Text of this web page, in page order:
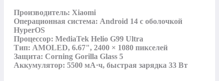
Производитель: Xiaomi
Операционная система: Android 14 с оболочкой
HyperOS
Процессор: MediaTek Helio G99 Ultra
Тип: AMOLED, 6.67", 2400 × 1080 пикселей
Защита: Corning Gorilla Glass 5
Аккумулятор: 5500 мА·ч, быстрая зарядка 33 Вт